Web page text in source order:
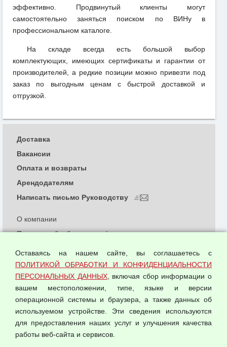
эффективно. Продвинутый клиенты могут
самостоятельно заняться поиском по ВИНу в
профессиональном каталоге.
На складе всегда есть большой выбор
комплектующих, имеющих сертификаты и гарантии от
производителей, а редкие позиции можно привезти под
заказ по выгодным ценам с быстрой доставкой и
отгрузкой.
© 2026 ООО "Феникс"
О компании
Политика обработки и конфиденциальности
Согласием на обработку персональных данных
Оферта оптовой купли-продажи
Публичная оферта
Доставка
Вакансии
Оплата и возвраты
Арендодателям
Написать письмо Руководству
Оставаясь на нашем сайте, вы соглашаетесь с
ПОЛИТИКОЙ ОБРАБОТКИ И КОНФИДЕНЦИАЛЬНОСТИ
ПЕРСОНАЛЬНЫХ ДАННЫХ, включая сбор информации о
вашем местоположении, типе, языке и версии
операционной системы и браузера, а также данных об
используемом устройстве. Эти сведения используются
для предоставления наших услуг и улучшения качества
работы веб-сайта и сервисов.